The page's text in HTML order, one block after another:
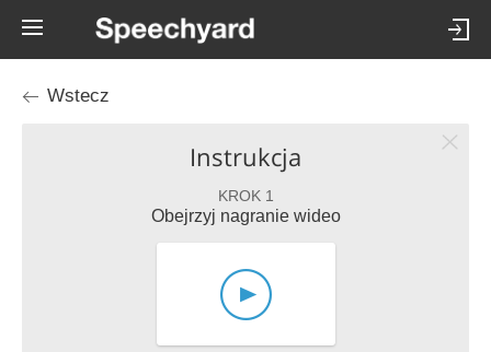
Wstecz
Instrukcja
KROK 1
Obejrzyj nagranie wideo